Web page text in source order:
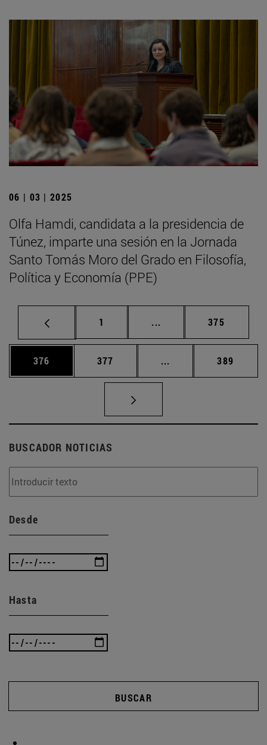
06 | 03 | 2025
Olfa Hamdi, candidata a la presidencia de
Túnez, imparte una sesión en la Jornada
Santo Tomás Moro del Grado en Filosofía,
Política y Economía (PPE)
Página
1 ... Páginas intermedias
Página
375
Página
376 Página
377 ... Páginas intermedias
Página
389
BUSCADOR NOTICIAS
Desde
Hasta
BUSCAR